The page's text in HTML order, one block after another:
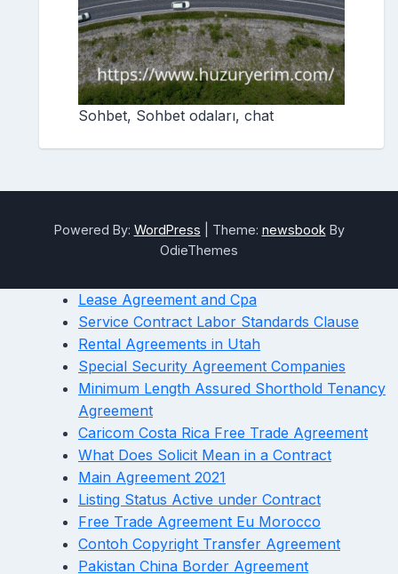
Sohbet, Sohbet odaları, chat
Powered By: WordPress Theme: newsbook By
OdieThemes
Lease Agreement and Cpa
Service Contract Labor Standards Clause
Rental Agreements in Utah
Special Security Agreement Companies
Minimum Length Assured Shorthold Tenancy
Agreement
Caricom Costa Rica Free Trade Agreement
What Does Solicit Mean in a Contract
Main Agreement 2021
Listing Status Active under Contract
Free Trade Agreement Eu Morocco
Contoh Copyright Transfer Agreement
Pakistan China Border Agreement